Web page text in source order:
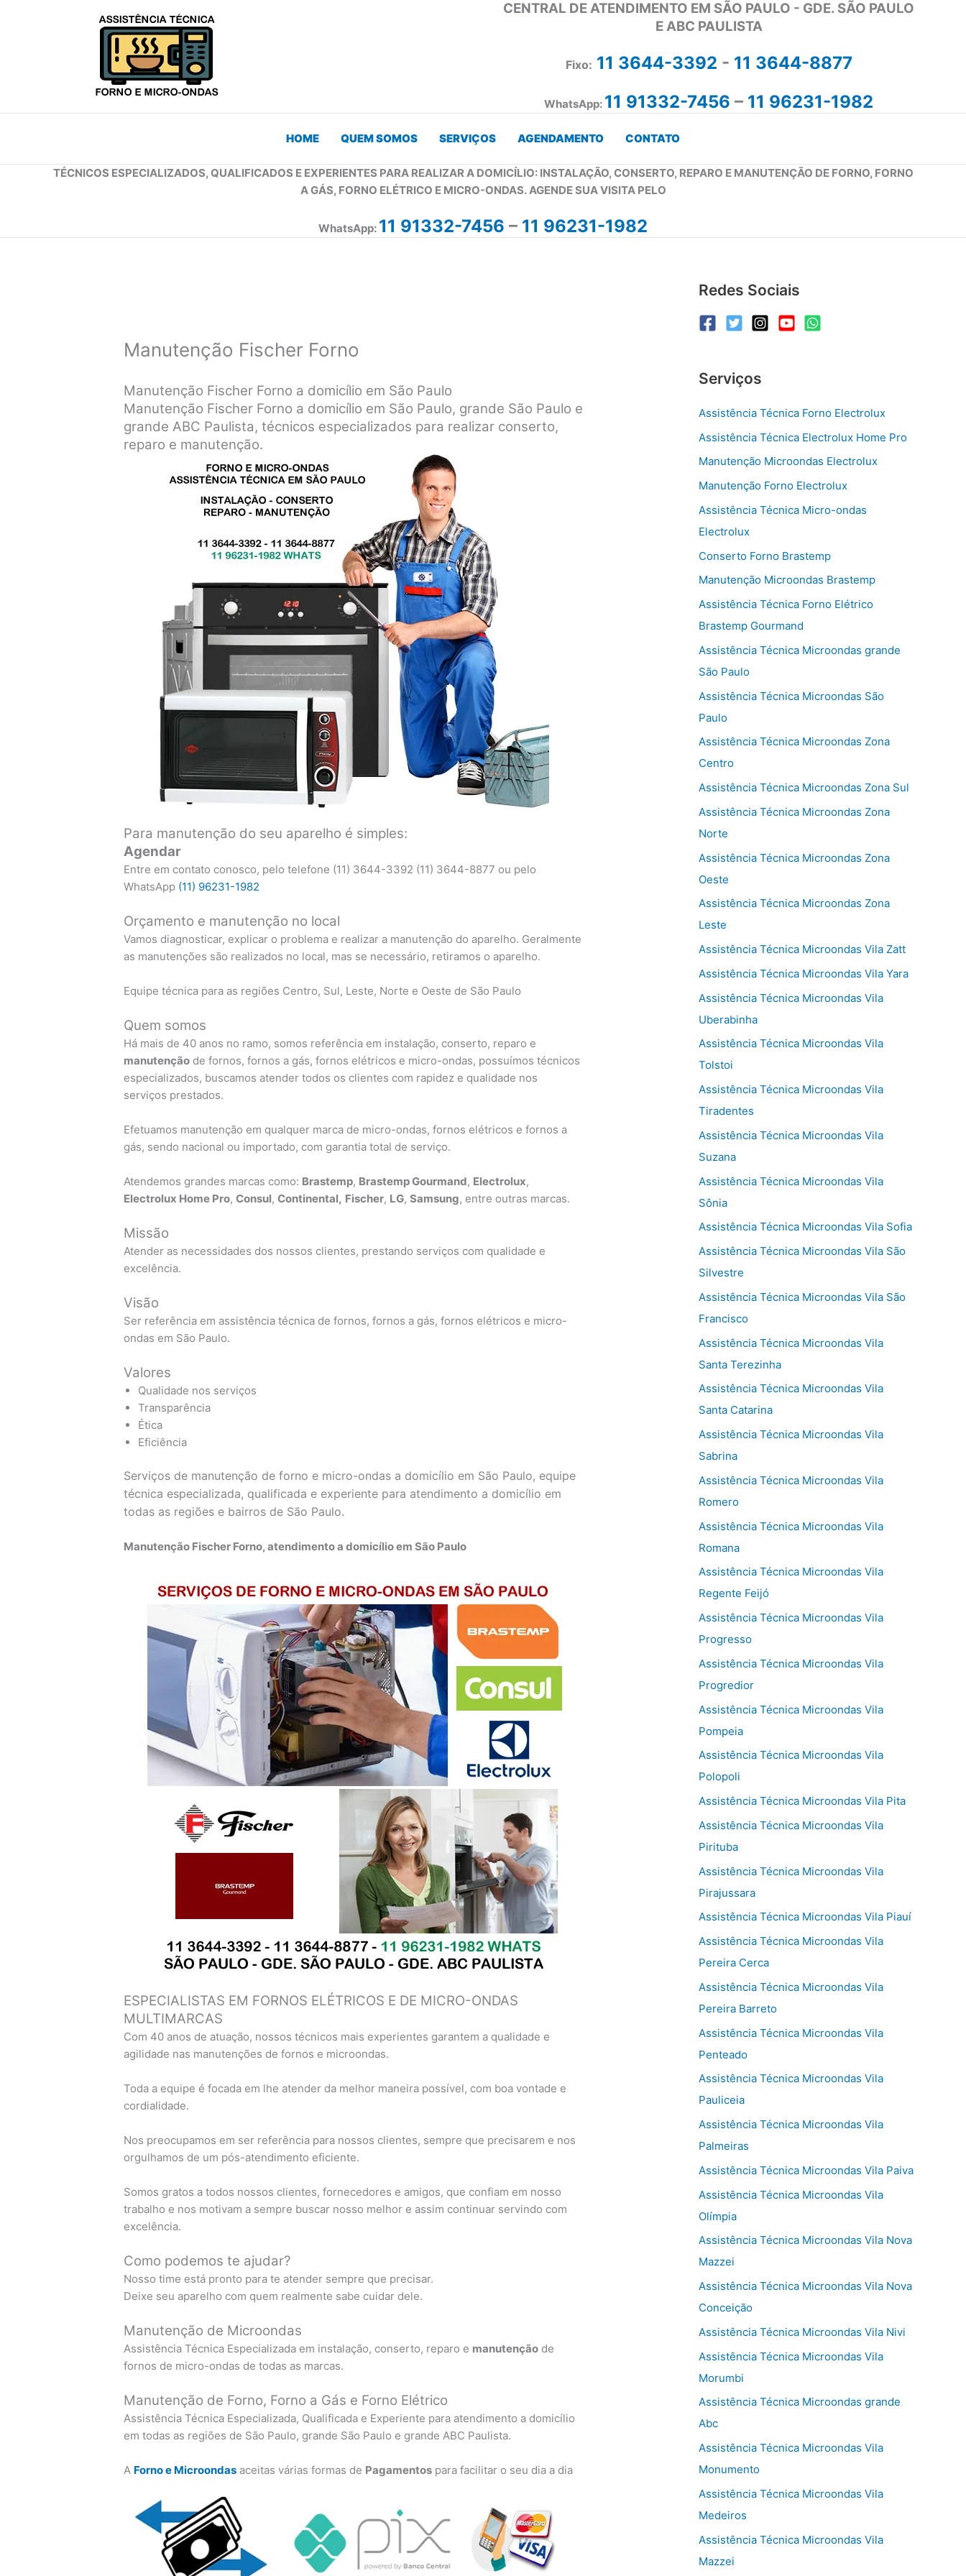
CENTRAL DE ATENDIMENTO EM SÃO PAULO - GDE. SÃO PAULO
E ABC PAULISTA
Fixo: 11 3644-3392 - 11 3644-8877
WhatsApp: 11 91332-7456 – 11 96231-1982
HOME QUEM SOMOS SERVIÇOS AGENDAMENTO CONTATO
TÉCNICOS ESPECIALIZADOS, QUALIFICADOS E EXPERIENTES PARA REALIZAR A DOMICÍLIO: INSTALAÇÃO, CONSERTO, REPARO E MANUTENÇÃO DE FORNO, FORNO
A GÁS, FORNO ELÉTRICO E MICRO-ONDAS. AGENDE SUA VISITA PELO
WhatsApp: 11 91332-7456 – 11 96231-1982
Manutenção Fischer Forno
Manutenção Fischer Forno a domicílio em São Paulo
Manutenção Fischer Forno a domicílio em São Paulo, grande São Paulo e
grande ABC Paulista, técnicos especializados para realizar conserto,
reparo e manutenção.
Para manutenção do seu aparelho é simples:
Agendar
Entre em contato conosco, pelo telefone (11) 3644-3392 (11) 3644-8877 ou pelo
WhatsApp (11) 96231-1982
Orçamento e manutenção no local
Vamos diagnosticar, explicar o problema e realizar a manutenção do aparelho. Geralmente
as manutenções são realizados no local, mas se necessário, retiramos o aparelho.
Equipe técnica para as regiões Centro, Sul, Leste, Norte e Oeste de São Paulo
Quem somos
Há mais de 40 anos no ramo, somos referência em instalação, conserto, reparo e
manutenção de fornos, fornos a gás, fornos elétricos e micro-ondas, possuímos técnicos
especializados, buscamos atender todos os clientes com rapidez e qualidade nos
serviços prestados.
Efetuamos manutenção em qualquer marca de micro-ondas, fornos elétricos e fornos a
gás, sendo nacional ou importado, com garantia total de serviço.
Atendemos grandes marcas como: Brastemp, Brastemp Gourmand, Electrolux,
Electrolux Home Pro,Consul,Continental, Fischer, LG,Samsung, entre outras marcas.
Missão
Atender as necessidades dos nossos clientes, prestando serviços com qualidade e
excelência.
Visão
Ser referência em assistência técnica de fornos, fornos a gás, fornos elétricos e micro-
ondas em São Paulo.
Valores
Qualidade nos serviços
Transparência
Ética
Eficiência
Serviços de manutenção de forno e micro-ondas a domicílio em São Paulo, equipe
técnica especializada, qualificada e experiente para atendimento a domicílio em
todas as regiões e bairros de São Paulo.
Manutenção Fischer Forno, atendimento a domicílio em São Paulo
ESPECIALISTAS EM FORNOS ELÉTRICOS E DE MICRO-ONDAS
MULTIMARCAS
Com 40 anos de atuação, nossos técnicos mais experientes garantem a qualidade e
agilidade nas manutenções de fornos e microondas.
Toda a equipe é focada em lhe atender da melhor maneira possível, com boa vontade e
cordialidade.
Nos preocupamos em ser referência para nossos clientes, sempre que precisarem e nos
orgulhamos de um pós-atendimento eficiente.
Somos gratos a todos nossos clientes, fornecedores e amigos, que confiam em nosso
trabalho e nos motivam a sempre buscar nosso melhor e assim continuar servindo com
excelência.
Como podemos te ajudar?
Nosso time está pronto para te atender sempre que precisar.
Deixe seu aparelho com quem realmente sabe cuidar dele.
Manutenção de Microondas
Assistência Técnica Especializada em instalação, conserto, reparo e manutenção de
fornos de micro-ondas de todas as marcas.
Manutenção de Forno, Forno a Gás e Forno Elétrico
Assistência Técnica Especializada, Qualificada e Experiente para atendimento a domicílio
em todas as regiões de São Paulo, grande São Paulo e grande ABC Paulista.
A Forno e Microondas aceitas várias formas de Pagamentos para facilitar o seu dia a dia
Redes Sociais
Serviços
Assistência Técnica Forno Electrolux
Assistência Técnica Electrolux Home Pro
Manutenção Microondas Electrolux
Manutenção Forno Electrolux
Assistência Técnica Micro-ondas
Electrolux
Conserto Forno Brastemp
Manutenção Microondas Brastemp
Assistência Técnica Forno Elétrico
Brastemp Gourmand
Assistência Técnica Microondas grande
São Paulo
Assistência Técnica Microondas São
Paulo
Assistência Técnica Microondas Zona
Centro
Assistência Técnica Microondas Zona Sul
Assistência Técnica Microondas Zona
Norte
Assistência Técnica Microondas Zona
Oeste
Assistência Técnica Microondas Zona
Leste
Assistência Técnica Microondas Vila Zatt
Assistência Técnica Microondas Vila Yara
Assistência Técnica Microondas Vila
Uberabinha
Assistência Técnica Microondas Vila
Tolstoi
Assistência Técnica Microondas Vila
Tiradentes
Assistência Técnica Microondas Vila
Suzana
Assistência Técnica Microondas Vila
Sônia
Assistência Técnica Microondas Vila Sofia
Assistência Técnica Microondas Vila São
Silvestre
Assistência Técnica Microondas Vila São
Francisco
Assistência Técnica Microondas Vila
Santa Terezinha
Assistência Técnica Microondas Vila
Santa Catarina
Assistência Técnica Microondas Vila
Sabrina
Assistência Técnica Microondas Vila
Romero
Assistência Técnica Microondas Vila
Romana
Assistência Técnica Microondas Vila
Regente Feijó
Assistência Técnica Microondas Vila
Progresso
Assistência Técnica Microondas Vila
Progredior
Assistência Técnica Microondas Vila
Pompeia
Assistência Técnica Microondas Vila
Polopoli
Assistência Técnica Microondas Vila Pita
Assistência Técnica Microondas Vila
Pirituba
Assistência Técnica Microondas Vila
Pirajussara
Assistência Técnica Microondas Vila Piauí
Assistência Técnica Microondas Vila
Pereira Cerca
Assistência Técnica Microondas Vila
Pereira Barreto
Assistência Técnica Microondas Vila
Penteado
Assistência Técnica Microondas Vila
Pauliceia
Assistência Técnica Microondas Vila
Palmeiras
Assistência Técnica Microondas Vila Paiva
Assistência Técnica Microondas Vila
Olímpia
Assistência Técnica Microondas Vila Nova
Mazzei
Assistência Técnica Microondas Vila Nova
Conceição
Assistência Técnica Microondas Vila Nivi
Assistência Técnica Microondas Vila
Morumbi
Assistência Técnica Microondas grande
Abc
Assistência Técnica Microondas Vila
Monumento
Assistência Técnica Microondas Vila
Medeiros
Assistência Técnica Microondas Vila
Mazzei